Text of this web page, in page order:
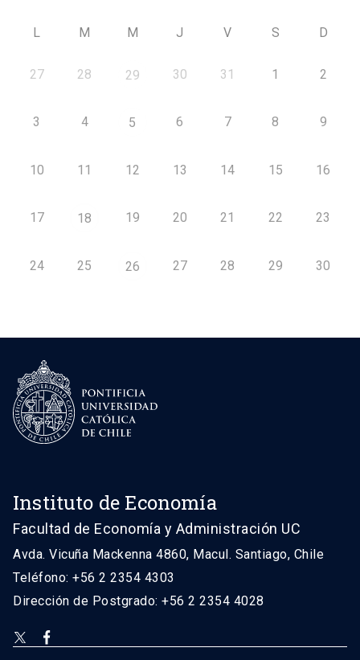
L M M J V S D
27 28 29 30 31 1 2
3 4 5 6 7 8 9
10 11 12 13 14 15 16
17 18 19 20 21 22 23
24 25 26 27 28 29 30
Instituto de Economía
Facultad de Economía y Administración UC
Avda. Vicuña Mackenna 4860, Macul. Santiago, Chile
Teléfono: +56 2 2354 4303
Dirección de Postgrado: +56 2 2354 4028